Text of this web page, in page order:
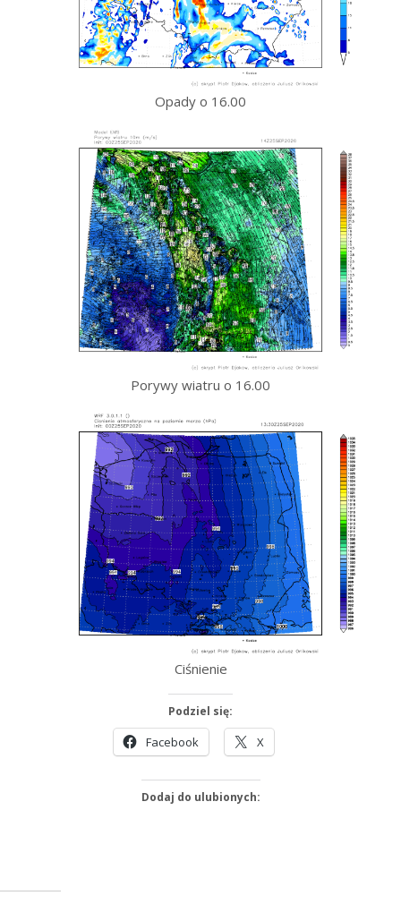
Opady o 16.00
Porywy wiatru o 16.00
Ciśnienie
Podziel się:
Facebook X
Dodaj do ulubionych: